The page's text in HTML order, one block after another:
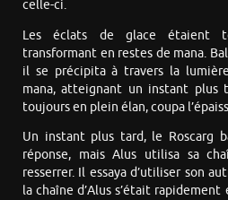
celle-ci.
Les éclats de glace étaient
transformant en restes de mana.
il se précipita à travers la
mana, atteignant un instant plus
toujours en plein élan, coupa
Un instant plus tard, le Roscarg
réponse, mais Alus utilisa sa
resserrer. Il essaya d’utiliser son
la chaîne d’Alus s’était